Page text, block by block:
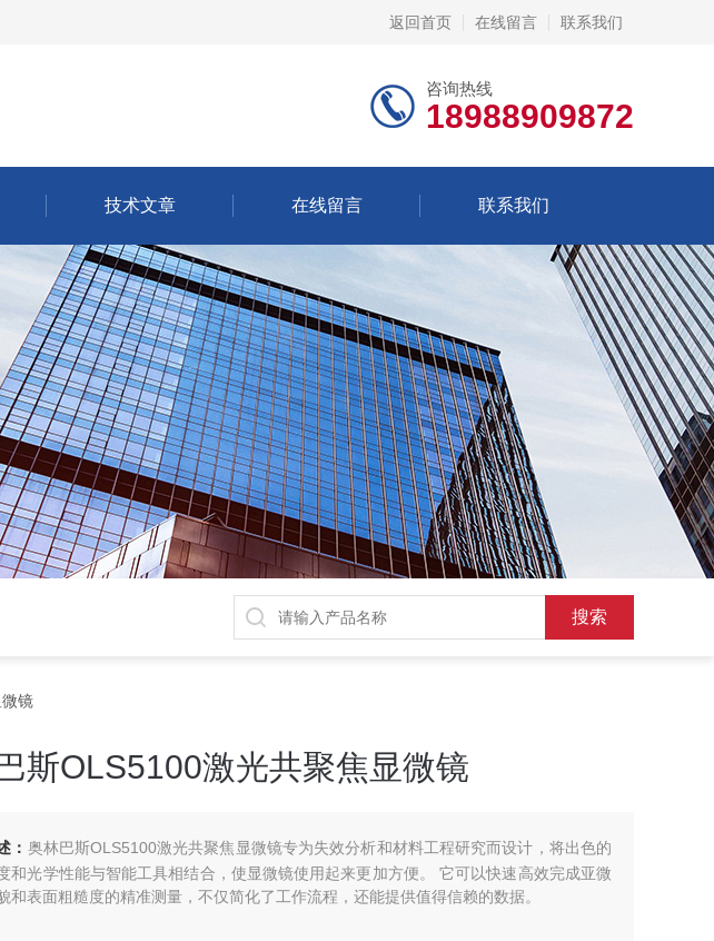
返回首页 在线留言 联系我们
咨询热线
18988909872
技术文章 在线留言 联系我们
镜
斯OLS5100激光共聚焦显微镜
： 奥林巴斯OLS5100激光共聚焦显微镜专为失效分析和材料工程研究而设计，将出色的
和光学性能与智能工具相结合，使显微镜使用起来更加方便。 它可以快速高效完成亚微
和表面粗糙度的精准测量，不仅简化了工作流程，还能提供值得信赖的数据。